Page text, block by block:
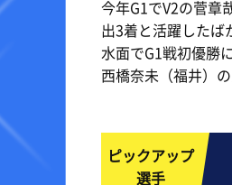
今年G1でV2の菅章
出3着と活躍したば
水面でG1戦初優勝
西橋奈未（福井）
ピックアップ
選手